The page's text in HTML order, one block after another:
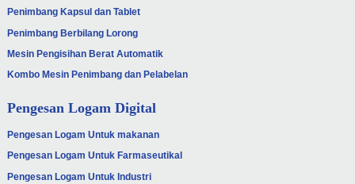
Penimbang Kapsul dan Tablet
Penimbang Berbilang Lorong
Mesin Pengisihan Berat Automatik
Kombo Mesin Penimbang dan Pelabelan
Pengesan Logam Digital
Pengesan Logam Untuk makanan
Pengesan Logam Untuk Farmaseutikal
Pengesan Logam Untuk Industri